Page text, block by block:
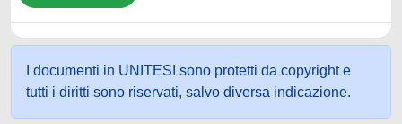
I documenti in UNITESI sono protetti da copyright e
tutti i diritti sono riservati, salvo diversa indicazione.